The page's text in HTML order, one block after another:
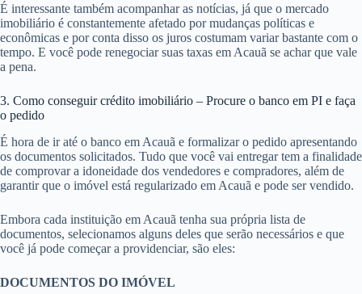
É interessante também acompanhar as notícias, já que o mercado
imobiliário é constantemente afetado por mudanças políticas e
econômicas e por conta disso os juros costumam variar bastante com o
tempo. E você pode renegociar suas taxas em Acauã se achar que vale
a pena.
3. Como conseguir crédito imobiliário – Procure o banco em PI e faça
o pedido
É hora de ir até o banco em Acauã e formalizar o pedido apresentando
os documentos solicitados. Tudo que você vai entregar tem a finalidade
de comprovar a idoneidade dos vendedores e compradores, além de
garantir que o imóvel está regularizado em Acauã e pode ser vendido.
Embora cada instituição em Acauã tenha sua própria lista de
documentos, selecionamos alguns deles que serão necessários e que
você já pode começar a providenciar, são eles:
DOCUMENTOS DO IMÓVEL